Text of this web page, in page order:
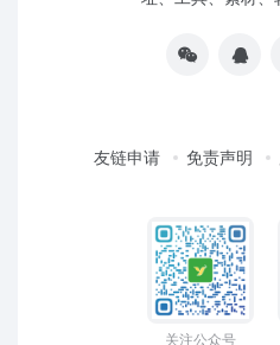
友链申请 免责声明
关注公众号